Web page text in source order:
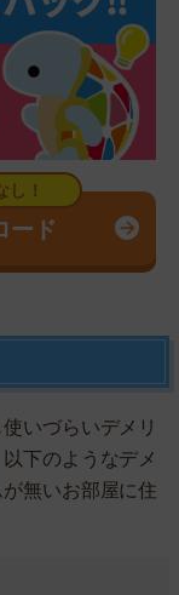
ード
いづらいデメリ
下のようなデメ
無いお部屋に住